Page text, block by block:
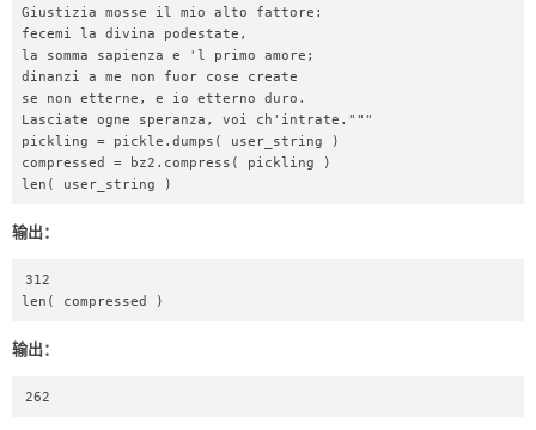
Giustizia mosse il mio alto fattore:
fecemi la divina podestate,
la somma sapienza e 'l primo amore;
dinanzi a me non fuor cose create
se non etterne, e io etterno duro.
Lasciate ogne speranza, voi ch'intrate."""
pickling = pickle.dumps( user_string )
compressed = bz2.compress( pickling )
len( user_string )
输出：
312
len( compressed )
输出：
262